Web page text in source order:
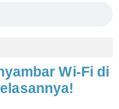
Wi-Fi di